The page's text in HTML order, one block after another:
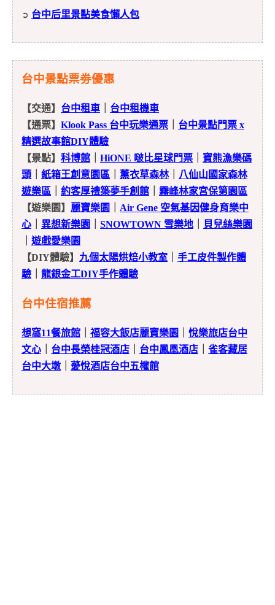
➲ 台中后里景點美食懶人包
台中景點票劵優惠
【交通】 台中租車
台中租機車
【通票】 Klook Pass 台中玩樂通票
台中景點門票 x
精選故事館DIY體驗
【景點】 科博館 HiONE 啵比星球門票
寶熊漁樂碼
頭
紙箱王創意園區 薰衣草森林｜
八仙山國家森林
遊樂區
約客厚禮築夢手創館
霧峰林家宮保第園區
【遊樂園】 麗寶樂園
Air Gene 空氣基因健身育樂中
心
異想新樂園 SNOWTOWN 雪樂地
貝兒絲樂園
遊戲愛樂園
【DIY體驗】 九個太陽烘焙小教室
手工皮件製作體
驗
龍銀金工DIY手作體驗
台中住宿推薦
想窩11餐旅館 福容大飯店麗寶樂園
悅樂旅店台中
文心
台中長榮桂冠酒店 台中鳳凰酒店
雀客藏居
台中大墩
薆悅酒店台中五權館